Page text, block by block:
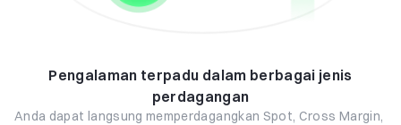
Pengalaman terpadu dalam berbagai jenis
perdagangan
Anda dapat langsung memperdagangkan Spot, Cross Margin,